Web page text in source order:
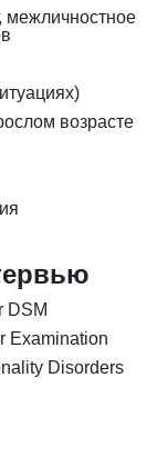
межличностное
возрасте
DSM
Examination
Disorders